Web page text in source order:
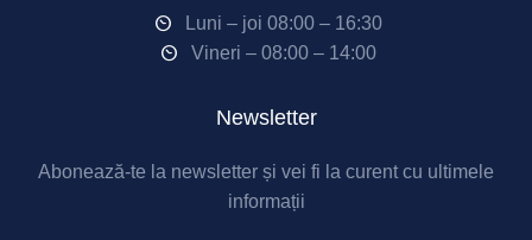
Luni – joi 08:00 – 16:30
Vineri – 08:00 – 14:00
Newsletter
Abonează-te la newsletter și vei fi la curent cu ultimele
informații